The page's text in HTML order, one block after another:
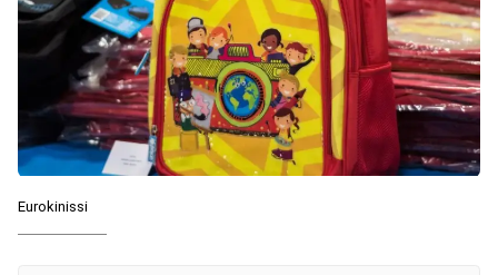
Eurokinissi